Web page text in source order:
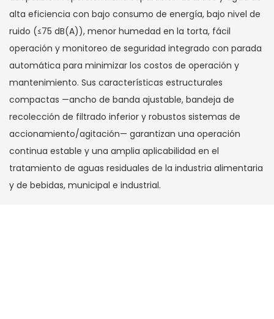
alta eficiencia con bajo consumo de energía, bajo nivel de
ruido (≤75 dB(A)), menor humedad en la torta, fácil
operación y monitoreo de seguridad integrado con parada
automática para minimizar los costos de operación y
mantenimiento. Sus características estructurales
compactas —ancho de banda ajustable, bandeja de
recolección de filtrado inferior y robustos sistemas de
accionamiento/agitación— garantizan una operación
continua estable y una amplia aplicabilidad en el
tratamiento de aguas residuales de la industria alimentaria
y de bebidas, municipal e industrial.